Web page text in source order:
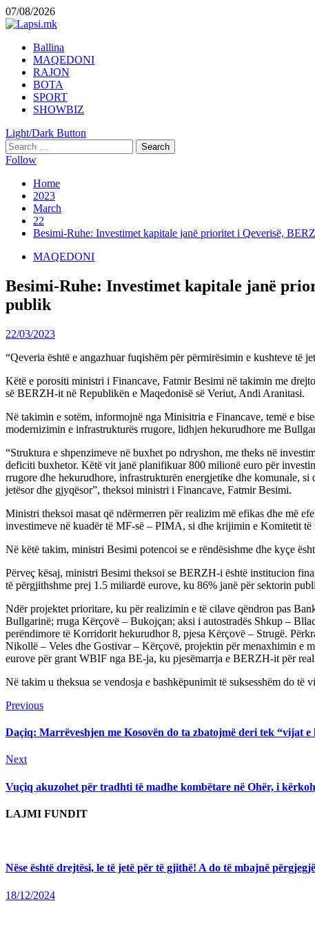
Skip
to
07/08/2026
Primary
Menu
Ballina
MAQEDONI
RAJON
BOTA
SPORT
SHOWBIZ
Light/Dark Button
Search
for:
Follow
Home
2023
March
22
Besimi-Ruhe: Investimet kapitale janë prioritet i Qeverisë,
MAQEDONI
Besimi-Ruhe: Investimet kapitale janë
publik
22/03/2023
“Qeveria është e angazhuar fuqishëm për përmirësimin e kushteve të
Këtë e porositi ministri i Financave, Fatmir Besimi në takimin me
së BERZH-it në Republikën e Maqedonisë së Veriut, Andi Aranitasi.
Në takimin e sotëm, informojnë nga Minisitria e Financave, temë e
modernizimin e infrastrukturës rrugore, lidhjen hekurudhore me
“Struktura e shpenzimeve në buxhet po ndryshon, me theks në
deficiti buxhetor. Këtë vit janë planifikuar 800 milionë euro për
rrugore dhe hekurudhore, infrastrukturën energjetike dhe komunale,
jetësor dhe gjyqësor”, theksoi ministri i Financave, Fatmir Besimi.
Ministri theksoi masat që ndërmerren për realizim më efikas dhe më
investimeve në kuadër të MF-së – PIMA, si dhe krijimin e Komitetit
Në këtë takim, ministri Besimi potencoi se e rëndësishme dhe kyçe
Përveç kësaj, ministri Besimi theksoi se BERZH-i është institucion
të përgjithshme prej 1.5 miliardë eurove, ku 86% janë për sektorin
Ndër projektet prioritare, ku për realizimin e të cilave qëndron pas
Bullgarinë; rruga Kërçovë – Bukojçan; aksi i autostradës Shkup –
perëndimore të Korridorit hekurudhor 8, pjesa Kërçovë – Strugë.
Nikollë – Veles dhe Gostivar – Kërçovë, projektin për menaxhimin e
eurove për grant WBIF nga BE-ja, ku pjesëmarrja e BERZH-it për
Në takim u theksua se vendosja e bashkëpunimit të suksesshëm do
Continue
Reading
PreviousPrevious
Daçiq: Marrëveshjen me Kosovën do ta zbatojmë deri tek “vijat e
NextNext
Vuçiq akuzohet për tradhti të madhe kombëtare në Ohër, i
LAJMI FUNDIT
Nëse është drejtësi, le të jetë për të gjithë! A do të mbajnë
18/12/2024